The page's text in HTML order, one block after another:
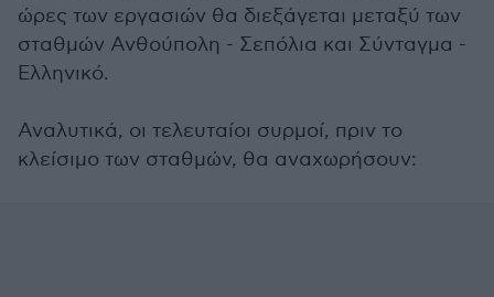
ώρες των εργασιών θα διεξάγεται μεταξύ των
σταθμών Ανθούπολη - Σεπόλια και Σύνταγμα -
Ελληνικό.
Αναλυτικά, οι τελευταίοι συρμοί, πριν το
κλείσιμο των σταθμών, θα αναχωρήσουν: